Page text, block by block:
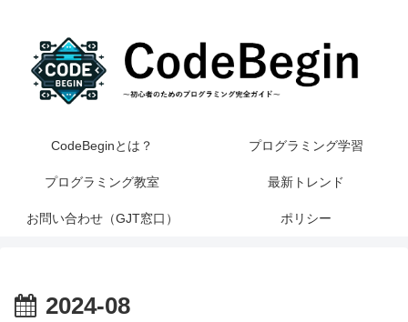
CodeBeginとは？ プログラミング学習
プログラミング教室 最新トレンド
お問い合わせ（GJT窓口） ポリシー
2024-08